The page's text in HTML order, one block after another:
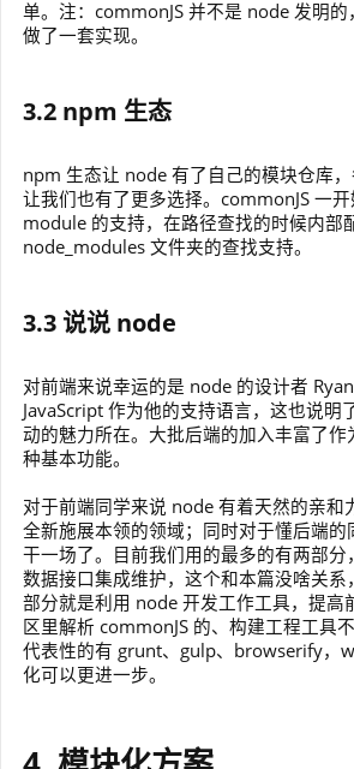
单。注：commonJS 并不是 node 发明
做了一套实现。
3.2 npm 生态
npm 生态让 node 有了自己的模块仓库
让我们也有了更多选择。commonJS 一
module 的支持，在路径查找的时候内部
node_modules 文件夹的查找支持。
3.3 说说 node
对前端来说幸运的是 node 的设计者
JavaScript 作为他的支持语言，这也说明
动的魅力所在。大批后端的加入丰富了作
种基本功能。
对于前端同学来说 node 有着天然的亲和
全新施展本领的领域；同时对于懂后端的
干一场了。目前我们用的最多的有两部分
数据接口集成维护，这个和本篇没啥关系
部分就是利用 node 开发工作工具，提高
区里解析 commonJS 的、构建工程工具
代表性的有 grunt、gulp、browserify，
化可以更进一步。